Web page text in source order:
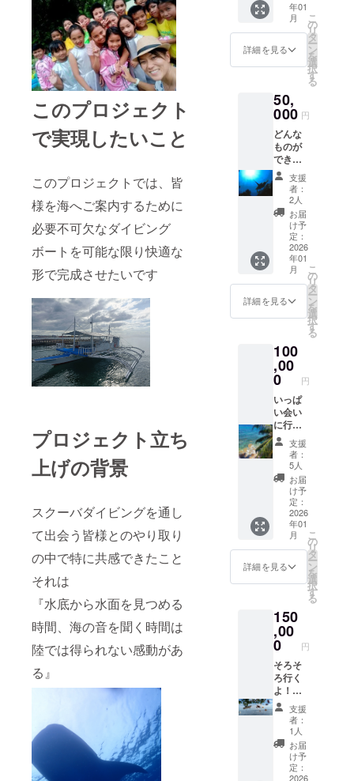
このプロジェクト
で実現したいこと
このプロジェクトでは、皆
様を海へご案内するために
必要不可欠なダイビング
ボートを可能な限り快適な
形で完成させたいです
プロジェクト立ち
上げの背景
スクーバダイビングを通し
て出会う皆様とのやり取り
の中で特に共感できたこと
それは
『水底から水面を見つめる
時間、海の音を聞く時間は
陸では得られない感動があ
る』
めてお
礼のご
連絡を
させて
いただ
きます
時に以
下をご
提供さ
せてい
ただき
ます
【グッ
ズ】 オ
リジナ
ルス
テッ
カー2枚
セット
サイ
ズ：5㎝
×5㎝ 完
成の際
にて発
表させ
ていた
だきま
す ＠
RICOR
AZONM
ICA 皆
さまと
の出会
いを楽
しみに
してお
ります
ご来店
希望の
日程が
ありま
入くだ
さいま
せ
年01
月
詳細を見る
こ
の
リ
タ
ー
ン
を
選
択
す
る
50,
000 円
どんな
ものが
できる
のか見
てみた
い がん
ばれ！
応援あ
りがと
うござ
いま
す！！
とって
も励み
になり
ます
コロを
込めて
お礼の
ご連絡
をさせ
ていた
だきま
す ご来
店時に
お渡し
☆オリ
ジナル
ステッ
カー
サイ
ズ：5㎝
×5㎝ ☆
オリジ
ナル記
念Tシャ
望のサ
イズが
ある場
合は備
考欄に
サイズ
の記入
をお願
いしま
す ☆当
店のお
支払い
で利用
支援
者：
2人
お届
け予
定：
2026
年01
月
詳細を見る
こ
の
リ
タ
ー
ン
を
選
択
す
る
100
,00
0 円
いっぱ
い会い
に行く
からま
とめて
支払っ
ておく
よ！ 応
援あり
がとう
ござい
す！！
とって
も励み
になり
☆☆ コ
コロを
込めて
お礼の
ご連絡
をさせ
ていた
だきま
す また
ダイビ
ングの
講習に
関して
支援
者：
5人
お届
け予
定：
2026
年01
月
詳細を見る
こ
の
リ
タ
ー
ン
を
選
択
す
る
150
,00
0 円
そろそ
ろ行く
よ！頑
張れ 応
援あり
がとう
ござい
す！！
支援
者：
1人
お届
け予
定：
2026